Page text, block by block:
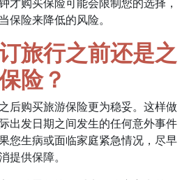
保险来降低的风险。
旅行之前还是之
险？
后购买旅游保险更为稳妥。这样做
出发日期之间发生的任何意外事件
您生病或面临家庭紧急情况，尽早
提供保障。